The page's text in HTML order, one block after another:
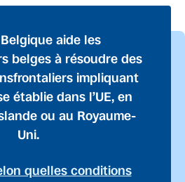
Belgique aide les
belges à résoudre des
impliquant
établie dans l’UE, en
ou au Royaume-
Uni.
quelles conditions